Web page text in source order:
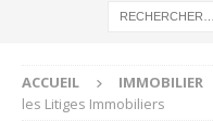
ACCUEIL IMMOBILIER
les Litiges Immobiliers